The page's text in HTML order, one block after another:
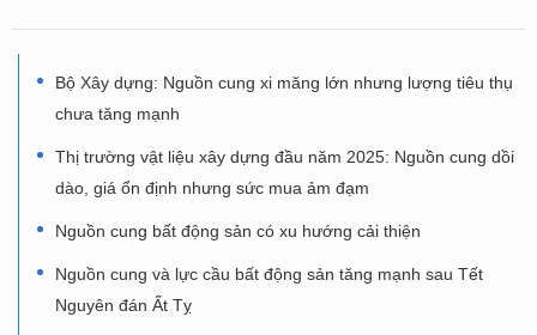
Bộ Xây dựng: Nguồn cung xi măng lớn nhưng lượng tiêu thụ
chưa tăng mạnh
Thị trường vật liệu xây dựng đầu năm 2025: Nguồn cung dồi
dào, giá ổn định nhưng sức mua ảm đạm
Nguồn cung bất động sản có xu hướng cải thiện
Nguồn cung và lực cầu bất động sản tăng mạnh sau Tết
Nguyên đán Ất Tỵ